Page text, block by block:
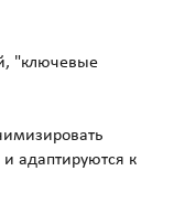
"ключевые
адаптируются к